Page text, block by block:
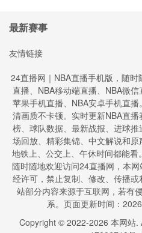
最新赛事
友情链接
24直播网｜NBA直播手机版，随
直播、NBA移动端直播、NBA微
苹果手机直播、NBA安卓手机直
清画质不卡顿。实时更新NBA直
榜、球队数据、最新战报、进球
场回放、精彩集锦、中文解说和原
地铁上、公交上、午休时间都能看
随时随地欢迎访问24直播网，本
经许可，禁止复制、修改、传播
站部分内容来源于互联网，若有
系。页面更新时间：
Copyright © 2022-2026 本网站.